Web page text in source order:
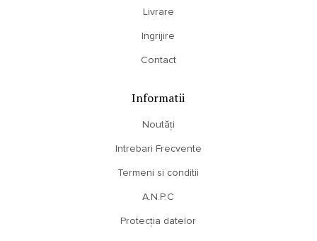
Livrare
Ingrijire
Contact
Informatii
Noutăți
Intrebari Frecvente
Termeni si conditii
A.N.P.C
Protecția datelor